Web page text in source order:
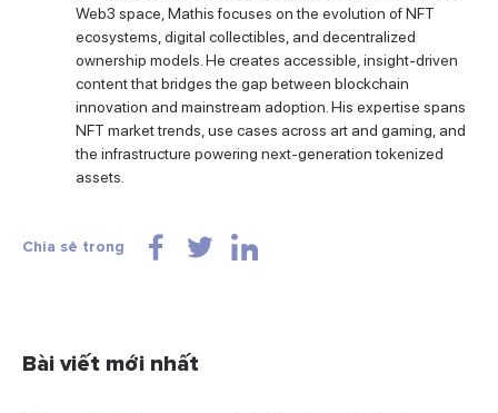
Web3 space, Mathis focuses on the evolution of NFT
ecosystems, digital collectibles, and decentralized
ownership models. He creates accessible, insight-driven
content that bridges the gap between blockchain
innovation and mainstream adoption. His expertise spans
NFT market trends, use cases across art and gaming, and
the infrastructure powering next-generation tokenized
assets.
Chia sẻ trong
Bài viết mới nhất